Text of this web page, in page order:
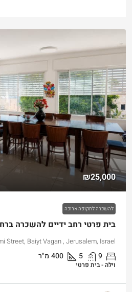
₪25,000
להשכרה לתקופה ארוכה
בית פרטי רחב ידיים להשכרה
Street, Baiyt Vagan , Jerusalem, Israel
9
5
400 מ"ר
וילה - בית פרטי